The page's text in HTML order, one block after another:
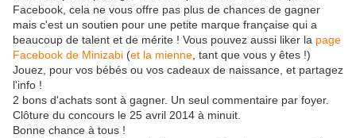
Facebook, cela ne vous offre pas plus de chances de gagner
mais c'est un soutien pour une petite marque française qui a
beaucoup de talent et de mérite ! Vous pouvez aussi liker la page
Facebook de Minizabi (et la mienne , tant que vous y êtes !)
Jouez, pour vos bébés ou vos cadeaux de naissance, et partagez
l'info !
2 bons d'achats sont à gagner. Un seul commentaire par foyer.
Clôture du concours le 25 avril 2014 à minuit.
Bonne chance à tous !